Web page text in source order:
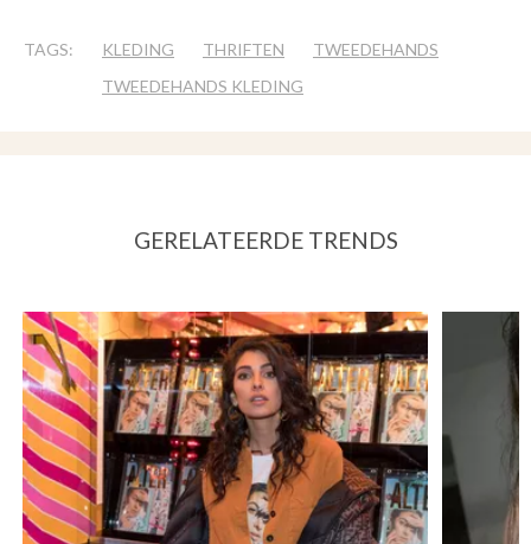
TAGS: KLEDING THRIFTEN
TWEEDEHANDS
TWEEDEHANDS KLEDING
GERELATEERDE TRENDS